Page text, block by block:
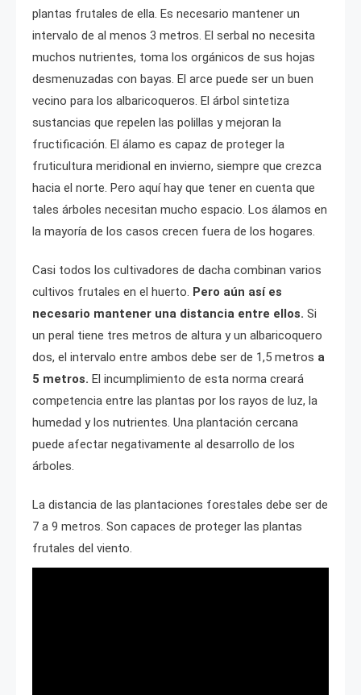
plantas frutales de ella. Es necesario mantener un
intervalo de al menos 3 metros. El serbal no necesita
muchos nutrientes, toma los orgánicos de sus hojas
desmenuzadas con bayas. El arce puede ser un buen
vecino para los albaricoqueros. El árbol sintetiza
sustancias que repelen las polillas y mejoran la
fructificación. El álamo es capaz de proteger la
fruticultura meridional en invierno, siempre que crezca
hacia el norte. Pero aquí hay que tener en cuenta que
tales árboles necesitan mucho espacio. Los álamos en
la mayoría de los casos crecen fuera de los hogares.
Casi todos los cultivadores de dacha combinan varios
cultivos frutales en el huerto. Pero aún así es
necesario mantener una distancia entre ellos. Si
un peral tiene tres metros de altura y un albaricoquero
dos, el intervalo entre ambos debe ser de 1,5 metros a
5 metros. El incumplimiento de esta norma creará
competencia entre las plantas por los rayos de luz, la
humedad y los nutrientes. Una plantación cercana
puede afectar negativamente al desarrollo de los
árboles.
La distancia de las plantaciones forestales debe ser de
7 a 9 metros. Son capaces de proteger las plantas
frutales del viento.